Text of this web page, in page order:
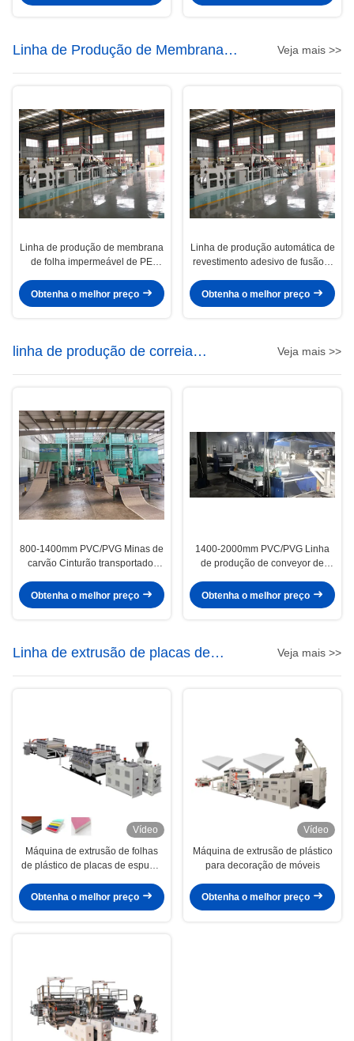
Linha de Produção de Membrana
Impermeabilizante
Veja mais >>
Linha de produção de membrana
de folha impermeável de PE
parafuso único
Obtenha o melhor preço
Linha de produção automática de
revestimento adesivo de fusão a
revestimento de areia
Obtenha o melhor preço
linha de produção de correia
transportadora
Veja mais >>
800-1400mm PVC/PVG Minas de
carvão Cinturão transportador
de energia Minas Cinturão
transportador máquina
Obtenha o melhor preço
1400-2000mm PVC/PVG Linha
de produção de conveyor de
de mineração Voltagem 380V
Obtenha o melhor preço
Linha de extrusão de placas de
espuma de PVC
Veja mais >>
Vídeo
Máquina de extrusão de folhas
de plástico de placas de espuma
Obtenha o melhor preço
Vídeo
Máquina de extrusão de plástico
para decoração de móveis
Obtenha o melhor preço